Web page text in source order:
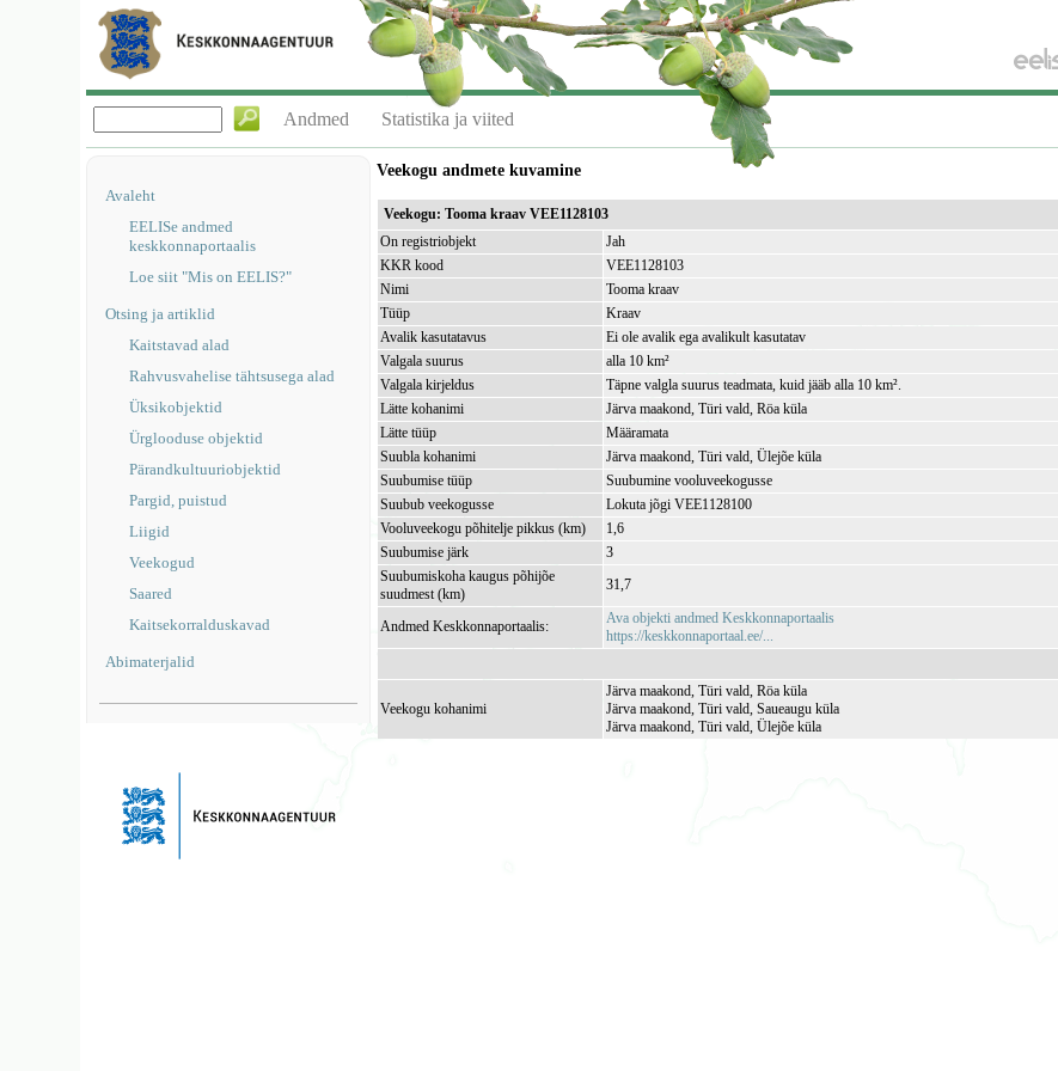
Andmed Statistika ja viited
Avaleht
EELISe andmed
keskkonnaportaalis
Loe siit "Mis on EELIS?"
Otsing ja artiklid
Kaitstavad alad
Rahvusvahelise tähtsusega alad
Üksikobjektid
Ürglooduse objektid
Pärandkultuuriobjektid
Pargid, puistud
Liigid
Veekogud
Saared
Kaitsekorralduskavad
Abimaterjalid
Veekogu andmete kuvamine
Veekogu: Tooma kraav VEE1128103
On registriobjekt
Jah
KKR kood
VEE1128103
Nimi
Tooma kraav
Tüüp
Kraav
Avalik kasutatavus
Ei ole avalik ega avalikult kasutatav
Valgala suurus
alla 10 km²
Valgala kirjeldus
Täpne valgla suurus teadmata, kuid jääb alla 10 km².
Lätte kohanimi
Järva maakond, Türi vald, Röa küla
Lätte tüüp
Määramata
Suubla kohanimi
Järva maakond, Türi vald, Ülejõe küla
Suubumise tüüp
Suubumine vooluveekogusse
Suubub veekogusse
Lokuta jõgi VEE1128100
Vooluveekogu põhitelje pikkus (km)
1,6
Suubumise järk
3
Suubumiskoha kaugus põhijõe
suudmest (km)
31,7
Andmed Keskkonnaportaalis:
Ava objekti andmed Keskkonnaportaalis
https://keskkonnaportaal.ee/...
Veekogu kohanimi
Järva maakond, Türi vald, Röa küla
Järva maakond, Türi vald, Saueaugu küla
Järva maakond, Türi vald, Ülejõe küla